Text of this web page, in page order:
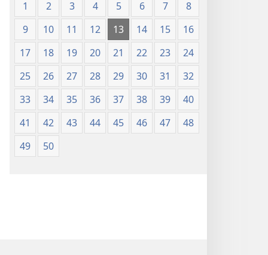
1 2 3 4 5 6 7
8
9
10 11 12 13 14 15
16
17
18 19 20 21 22 23
24
25
26 27 28 29 30 31
32
33
34 35 36 37 38 39
40
41
42 43 44 45 46 47
48
49
50